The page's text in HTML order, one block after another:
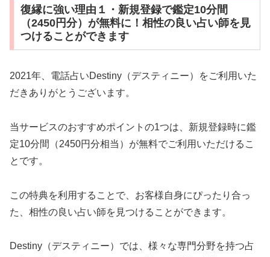
復縁に強い理由１・新規登録で鑑定10分間
（2450円分）が無料に！相性の良い占い師を見
つけることができます
2021年、電話占いDestiny（デスティニー）をご利用いた
だきありがとうございます。
当サービスのおすすめポイントの1つは、新規登録時に鑑
定10分間（2450円分相当）が無料でご利用いただけるこ
とです。
この特典を利用することで、お客様自身にぴったり合っ
た、相性の良い占い師を見つけることができます。
Destiny（デスティニー）では、様々な専門分野を持つ占